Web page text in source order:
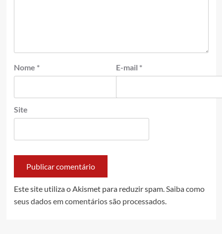
Nome * E-mail *
Site
Este site utiliza o Akismet para reduzir spam.Saiba como
seus dados em comentários são processados.